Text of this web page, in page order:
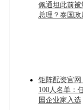
佩通坦此前
总理？泰国政
钜阵配资官
100人名单：
国企业家入选